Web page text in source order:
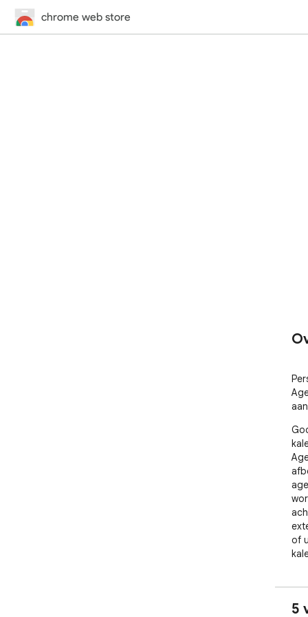
chrome web store
of
5